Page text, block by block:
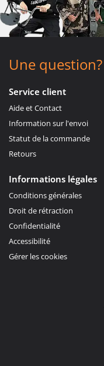
Une question?
Service client
Aide et Contact
Information sur l'envoi
Statut de la commande
Retours
Informations légales
Conditions générales
Droit de rétraction
Confidentialité
Accessibilité
Gérer les cookies